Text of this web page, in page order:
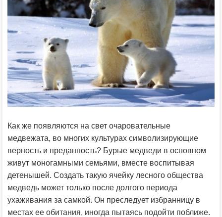
Как же появляются на свет очаровательные
медвежата, во многих культурах символизирующие
верность и преданность? Бурые медведи в основном
живут моногамными семьями, вместе воспитывая
детенышей. Создать такую ячейку лесного общества
медведь может только после долгого периода
ухаживания за самкой. Он преследует избранницу в
местах ее обитания, иногда пытаясь подойти поближе.